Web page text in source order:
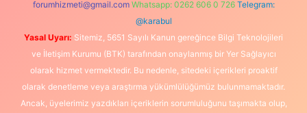
forumhizmeti@gmail.com Whatsapp: 0262 606 0 726 Telegram:
@karabul
Yasal Uyarı: Sitemiz, 5651 Sayılı Kanun gereğince Bilgi Teknolojileri
ve İletişim Kurumu (BTK) tarafından onaylanmış bir Yer Sağlayıcı
olarak hizmet vermektedir. Bu nedenle, sitedeki içerikleri proaktif
olarak denetleme veya araştırma yükümlülüğümüz bulunmamaktadır.
Ancak, üyelerimiz yazdıkları içeriklerin sorumluluğunu taşımakta olup,